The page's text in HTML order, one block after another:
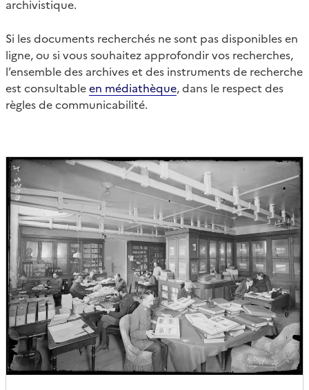
archivistique.
Si les documents recherchés ne sont pas disponibles en
ligne, ou si vous souhaitez approfondir vos recherches,
l’ensemble des archives et des instruments de recherche
est consultableen médiathèque, dans le respect des
règles de communicabilité.